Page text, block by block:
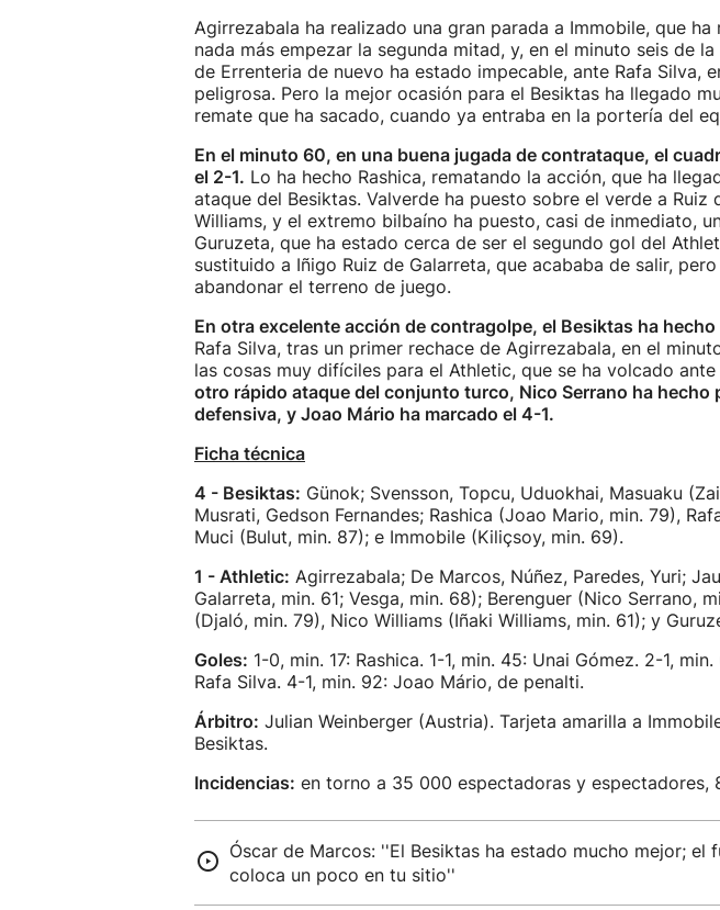
Agirrezabala ha realizado una gran parada a Immobile, que
nada más empezar la segunda mitad, y, en el minuto seis de
de Errenteria de nuevo ha estado impecable, ante Rafa Silva,
peligrosa. Pero la mejor ocasión para el Besiktas ha llegado
remate que ha sacado, cuando ya entraba en la portería del
En el minuto 60, en una buena jugada de contrataque, el
el 2-1. Lo ha hecho Rashica, rematando la acción, que ha
ataque del Besiktas. Valverde ha puesto sobre el verde a Ruiz
Williams, y el extremo bilbaíno ha puesto, casi de inmediato,
Guruzeta, que ha estado cerca de ser el segundo gol del
sustituido a Iñigo Ruiz de Galarreta, que acababa de salir,
abandonar el terreno de juego.
En otra excelente acción de contragolpe, el Besiktas ha hecho
Rafa Silva, tras un primer rechace de Agirrezabala, en el
las cosas muy difíciles para el Athletic, que se ha volcado
otro rápido ataque del conjunto turco, Nico Serrano ha hecho
defensiva, y Joao Mário ha marcado el 4-1.
Ficha técnica
4 - Besiktas: Günok; Svensson, Topcu, Uduokhai, Masuaku
Musrati, Gedson Fernandes; Rashica (Joao Mario, min. 79),
Muci (Bulut, min. 87); e Immobile (Kiliçsoy, min. 69).
1 - Athletic: Agirrezabala; De Marcos, Núñez, Paredes, Yuri;
Galarreta, min. 61; Vesga, min. 68); Berenguer (Nico Serrano,
(Djaló, min. 79), Nico Williams (Iñaki Williams, min. 61); y
Goles: 1-0, min. 17: Rashica. 1-1, min. 45: Unai Gómez. 2-1,
Rafa Silva. 4-1, min. 92: Joao Mário, de penalti.
Árbitro: Julian Weinberger (Austria). Tarjeta amarilla a
Besiktas.
Incidencias: en torno a 35 000 espectadoras y espectadores,
Óscar de Marcos: ''El Besiktas ha estado mucho mejor; el
coloca un poco en tu sitio''